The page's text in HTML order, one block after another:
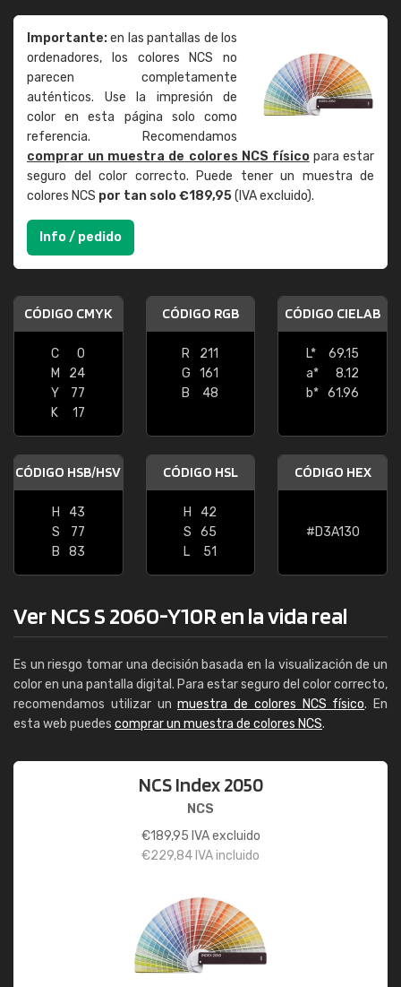
Importante:en las pantallas de los
ordenadores, los colores NCS no
parecen completamente
auténticos. Use la impresión de
color en esta página solo como
referencia. Recomendamos
comprar un muestra de colores NCS físicopara estar
seguro del color correcto. Puede tener un muestra de
colores NCS por tan solo €189,95(IVA excluido).
Info / pedido
CÓDIGO CMYK
C
0
M
24
Y
77
K
17
CÓDIGO RGB
R
211
G
161
B
48
CÓDIGO CIELAB
L*
69.15
a*
8.12
b* 61.96
CÓDIGO HSB/HSV
H
43
S
77
B
83
CÓDIGO HSL
H
42
S
65
L
51
CÓDIGO HEX
#D3A130
Ver NCS S 2060-Y10R en la vida real
Es un riesgo tomar una decisión basada en la visualización de un
color en una pantalla digital. Para estar seguro del color correcto,
recomendamos utilizar unmuestra de colores NCS físico. En
esta web puedes comprar un muestra de colores NCS.
NCS Index 2050
NCS
€189,95 IVA excluido
€229,84 IVA incluido